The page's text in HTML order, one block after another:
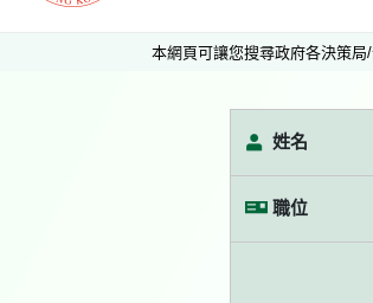
本網頁可讓您搜尋政府各決策
姓名
職位